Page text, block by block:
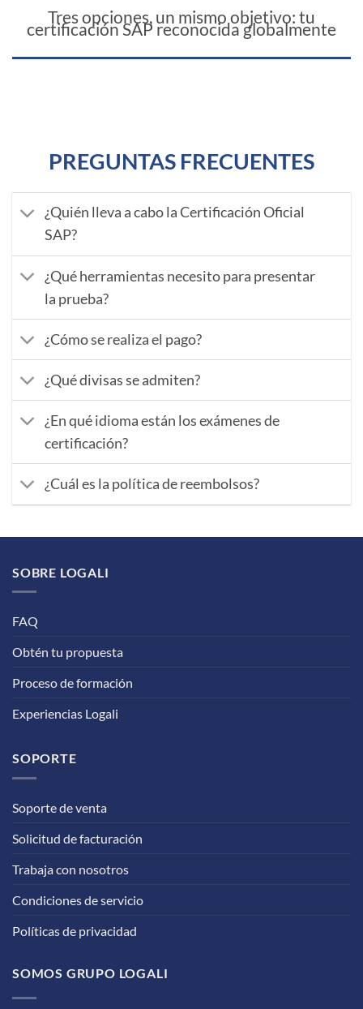
Tres opciones, un mismo objetivo: tu
certificación SAP reconocida globalmente
PREGUNTAS FRECUENTES
¿Quién lleva a cabo la Certificación Oficial
SAP?
¿Qué herramientas necesito para presentar
la prueba?
¿Cómo se realiza el pago?
¿Qué divisas se admiten?
¿En qué idioma están los exámenes de
certificación?
¿Cuál es la política de reembolsos?
SOBRE LOGALI
FAQ
Obtén tu propuesta
Proceso de formación
Experiencias Logali
SOPORTE
Soporte de venta
Solicitud de facturación
Trabaja con nosotros
Condiciones de servicio
Políticas de privacidad
SOMOS GRUPO LOGALI